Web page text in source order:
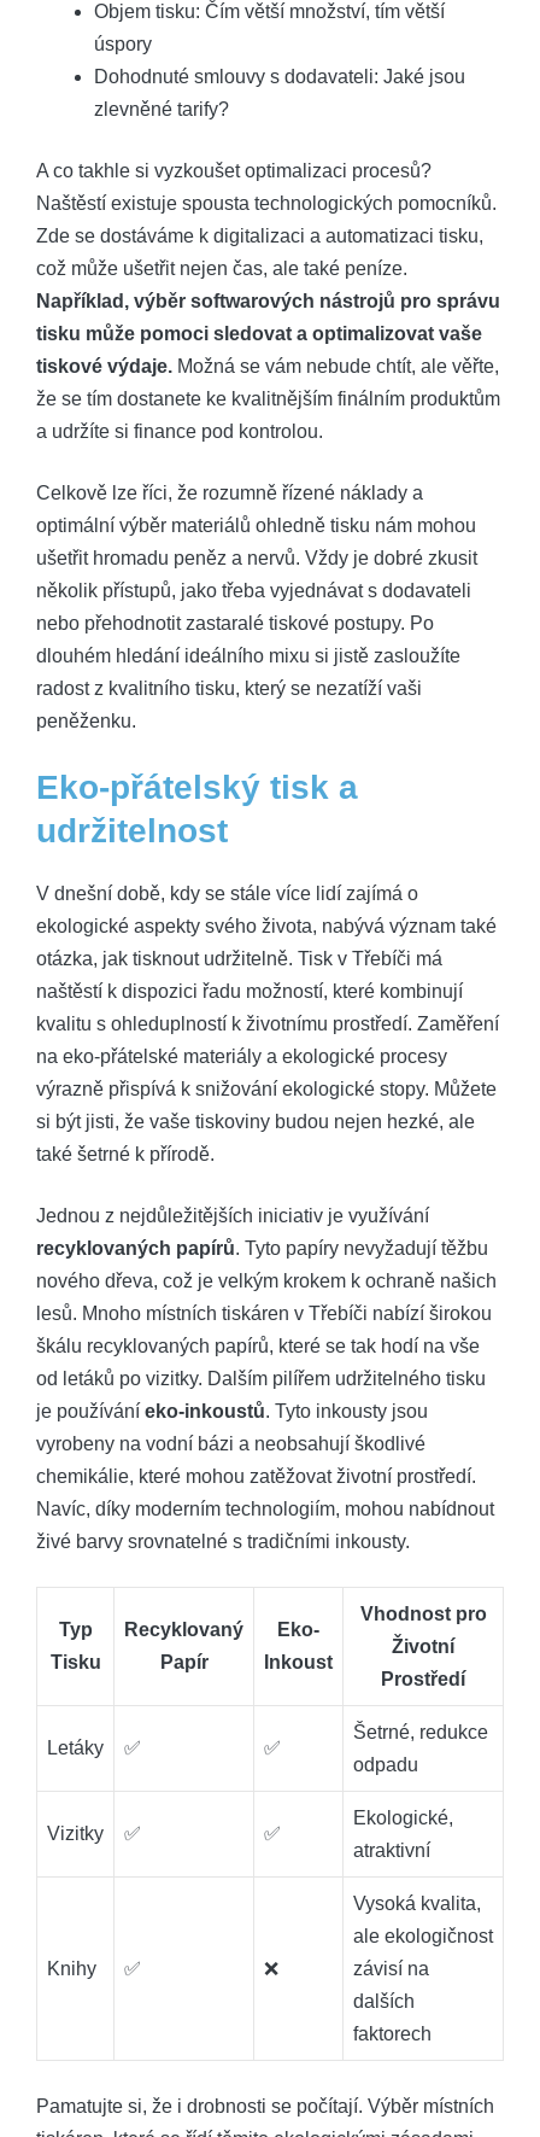
Objem tisku: Čím větší množství, tím větší
úspory
Dohodnuté smlouvy s dodavateli: Jaké jsou
zlevněné tarify?
A co takhle si vyzkoušet optimalizaci procesů?
Naštěstí existuje spousta technologických pomocníků.
Zde se dostáváme k digitalizaci a automatizaci tisku,
což může ušetřit nejen čas, ale také peníze.
Například, výběr softwarových nástrojů pro správu
tisku může pomoci sledovat a optimalizovat vaše
tiskové výdaje. Možná se vám nebude chtít, ale věřte,
že se tím dostanete ke kvalitnějším finálním produktům
a udržíte si finance pod kontrolou.
Celkově lze říci, že rozumně řízené náklady a
optimální výběr materiálů ohledně tisku nám mohou
ušetřit hromadu peněz a nervů. Vždy je dobré zkusit
několik přístupů, jako třeba vyjednávat s dodavateli
nebo přehodnotit zastaralé tiskové postupy. Po
dlouhém hledání ideálního mixu si jistě zasloužíte
radost z kvalitního tisku, který se nezatíží vaši
peněženku.
Eko-přátelský tisk a
udržitelnost
V dnešní době, kdy se stále více lidí zajímá o
ekologické aspekty svého života, nabývá význam také
otázka, jak tisknout udržitelně. Tisk v Třebíči má
naštěstí k dispozici řadu možností, které kombinují
kvalitu s ohleduplností k životnímu prostředí. Zaměření
na eko-přátelské materiály a ekologické procesy
výrazně přispívá k snižování ekologické stopy. Můžete
si být jisti, že vaše tiskoviny budou nejen hezké, ale
také šetrné k přírodě.
Jednou z nejdůležitějších iniciativ je využívání
recyklovaných papírů. Tyto papíry nevyžadují těžbu
nového dřeva, což je velkým krokem k ochraně našich
lesů. Mnoho místních tiskáren v Třebíči nabízí širokou
škálu recyklovaných papírů, které se tak hodí na vše
od letáků po vizitky. Dalším pilířem udržitelného tisku
je používání eko-inkoustů. Tyto inkousty jsou
vyrobeny na vodní bázi a neobsahují škodlivé
chemikálie, které mohou zatěžovat životní prostředí.
Navíc, díky moderním technologiím, mohou nabídnout
živé barvy srovnatelné s tradičními inkousty.
Typ
Tisku
Recyklovaný
Papír
Eko-
Inkoust
Vhodnost pro
Životní
Prostředí
Letáky ✅ ✅
Šetrné, redukce
odpadu
Vizitky ✅ ✅
Ekologické,
atraktivní
Knihy ✅ ❌
Vysoká kvalita,
ale ekologičnost
závisí na
dalších
faktorech
Pamatujte si, že i drobnosti se počítají. Výběr místních